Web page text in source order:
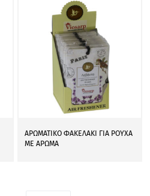
ΑΡΩΜΑΤΙΚΟ ΦΑΚΕΛΑΚΙ ΓΙΑ ΡΟΥΧΑ
ΜΕ ΑΡΩΜΑ